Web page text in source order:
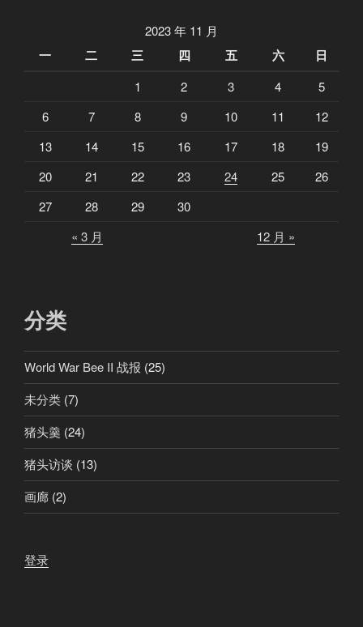
2023 年 11 月
一 二 三 四 五 六 日
1 2 3 4
5
6
7 8 9 10 11
12
13
14 15 16 17 18
19
20
21 22 23 24 25
26
27
28 29
30
« 3 月
12 月 »
分类
World War Bee II 战报 (25)
未分类 (7)
猪头羹 (24)
猪头访谈 (13)
画廊 (2)
登录